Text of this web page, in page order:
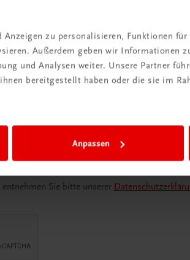
zu personalisieren, Funktionen
Außerdem geben wir Informationen
und Analysen weiter. Unsere Partner
bereitgestellt haben oder die sie im
Anpassen
Geburtsdatum
werden (max. 4x im Jahr, jederzeit
eine versandkostenfreie Bestellung
Sie bitte unserer